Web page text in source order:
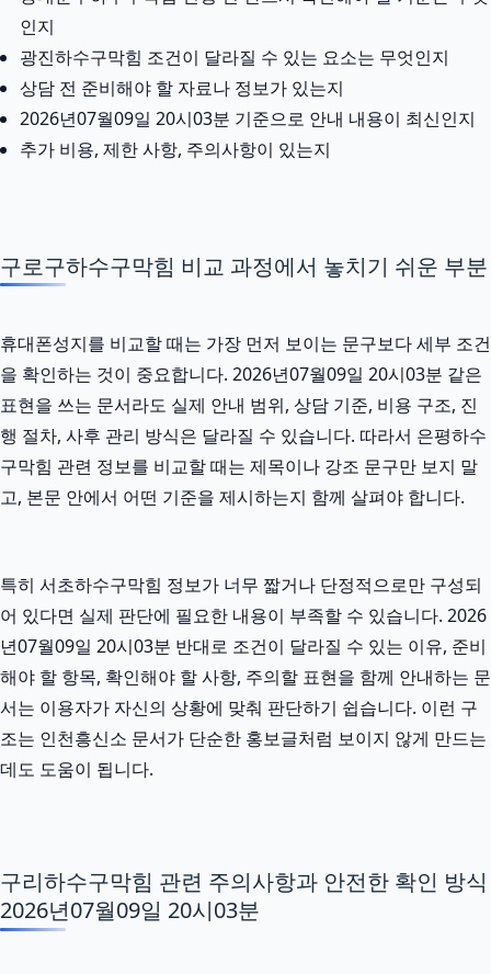
인지
광진하수구막힘 조건이 달라질 수 있는 요소는 무엇인지
상담 전 준비해야 할 자료나 정보가 있는지
2026년07월09일 20시03분 기준으로 안내 내용이 최신인지
추가 비용, 제한 사항, 주의사항이 있는지
구로구하수구막힘 비교 과정에서 놓치기 쉬운 부분
휴대폰성지를 비교할 때는 가장 먼저 보이는 문구보다 세부 조건
을 확인하는 것이 중요합니다. 2026년07월09일 20시03분 같은
표현을 쓰는 문서라도 실제 안내 범위, 상담 기준, 비용 구조, 진
행 절차, 사후 관리 방식은 달라질 수 있습니다. 따라서 은평하수
구막힘 관련 정보를 비교할 때는 제목이나 강조 문구만 보지 말
고, 본문 안에서 어떤 기준을 제시하는지 함께 살펴야 합니다.
특히 서초하수구막힘 정보가 너무 짧거나 단정적으로만 구성되
어 있다면 실제 판단에 필요한 내용이 부족할 수 있습니다. 2026
년07월09일 20시03분 반대로 조건이 달라질 수 있는 이유, 준비
해야 할 항목, 확인해야 할 사항, 주의할 표현을 함께 안내하는 문
서는 이용자가 자신의 상황에 맞춰 판단하기 쉽습니다. 이런 구
조는 인천흥신소 문서가 단순한 홍보글처럼 보이지 않게 만드는
데도 도움이 됩니다.
구리하수구막힘 관련 주의사항과 안전한 확인 방식
2026년07월09일 20시03분